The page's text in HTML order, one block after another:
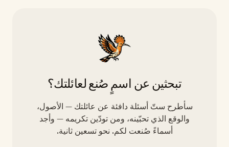
تبحثين عن اسمٍ صُنع لعائلتك؟
سأطرح ستّ أسئلة دافئة عن عائلتك — الأصول،
والوقع الذي تحبّينه، ومن تودّين تكريمه — وأجد
أسماءً صُنعت لكم. نحو تسعين ثانية.